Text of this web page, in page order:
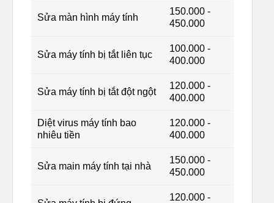
Sửa màn hình máy tính
150.000 -
450.000
Sửa máy tính bị tắt liên tục
100.000 -
400.000
Sửa máy tính bị tắt đột ngột
120.000 -
400.000
Diệt virus máy tính bao
nhiêu tiền
120.000 -
400.000
Sửa main máy tính tại nhà
150.000 -
450.000
120.000 -